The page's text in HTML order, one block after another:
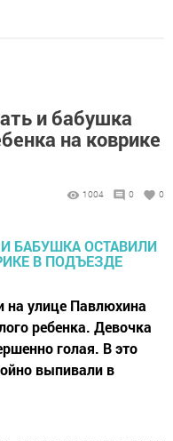
и бабушка
на коврике
1004 0 0
на улице Павлюхина
ребенка. Девочка
голая. В это
выпивали в